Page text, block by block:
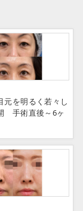
元を明るく若々し
手術直後～6ヶ